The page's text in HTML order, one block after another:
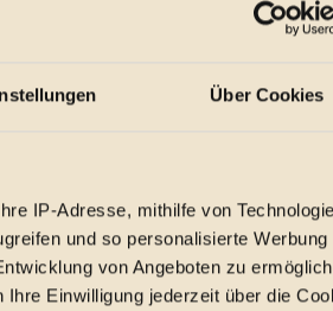
Über Cookies
IP-Adresse, mithilfe von
und so personalisierte Werbung
von Angeboten zu
Einwilligung jederzeit über die